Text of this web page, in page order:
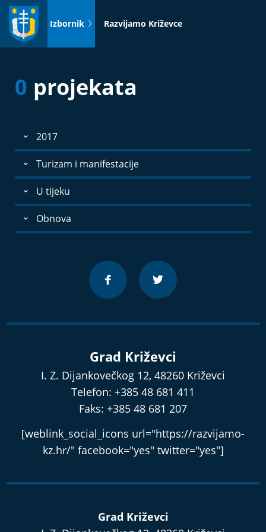
Idi
sadržaj
Izbornik Razvijamo Križevce
0 projekata
2017
Turizam i manifestacije
U tijeku
Obnova
Grad Križevci
I. Z. Dijankovečkog 12, 48260 Križevci
Telefon: +385 48 681 411
Faks: +385 48 681 207
[weblink_social_icons url="https://razvijamo-
kz.hr/" facebook="yes" twitter="yes"]
Grad Križevci